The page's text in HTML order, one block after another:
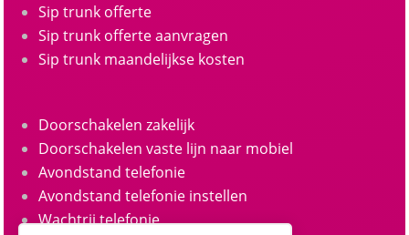
Sip trunk offerte
Sip trunk offerte aanvragen
Sip trunk maandelijkse kosten
Doorschakelen zakelijk
Doorschakelen vaste lijn naar mobiel
Avondstand telefonie
Avondstand telefonie instellen
Wachtrij telefonie